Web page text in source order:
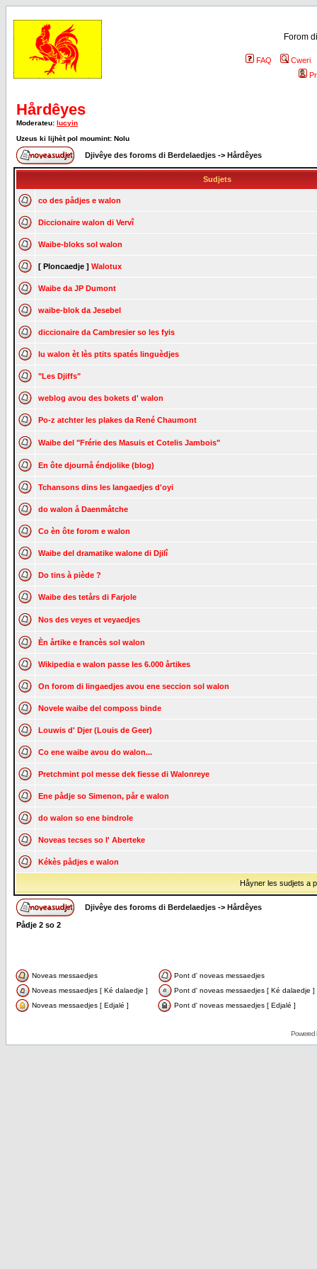
Forom
FAQ
Cweri
Hårdêyes
Moderateu: lucyin
Uzeus ki lijhèt pol moumint: Nolu
Djivêye des foroms di Berdelaedjes -> Hårdêyes
Sudjets
co des pådjes e walon
Diccionaire walon di Vervî
Waibe-bloks sol walon
[ Ploncaedje ] Walotux
Waibe da JP Dumont
waibe-blok da Jesebel
diccionaire da Cambresier so les fyis
lu walon èt lès ptits spatés linguèdjes
"Les Djiffs"
weblog avou des bokets d' walon
Po-z atchter les plakes da René Chaumont
Waibe del "Frérie des Masuis et Cotelis Jambois"
En ôte djournå éndjolike (blog)
Tchansons dins les langaedjes d'oyi
do walon å Daenmåtche
Co èn ôte forom e walon
Waibe del dramatike walone di Djilî
Do tins à piède ?
Waibe des tetårs di Farjole
Nos des veyes et veyaedjes
Èn årtike e francès sol walon
Wikipedia e walon passe les 6.000 årtikes
On forom di lingaedjes avou ene seccion sol walon
Novele waibe del composs binde
Louwis d' Djer (Louis de Geer)
Co ene waibe avou do walon...
Pretchmint pol messe dek fiesse di Walonreye
Ene pådje so Simenon, pår e walon
do walon so ene bindrole
Noveas tecses so l' Aberteke
Kékès pådjes e walon
Håyner les sudjets a
Djivêye des foroms di Berdelaedjes -> Hårdêyes
Pådje 2 so 2
Noveas messaedjes
Pont d' noveas messaedjes
Noveas messaedjes [ Ké dalaedje ]
Pont d' noveas messaedjes [ Ké dalaedje ]
Noveas messaedjes [ Edjalé ]
Pont d' noveas messaedjes [ Edjalé ]
Powered